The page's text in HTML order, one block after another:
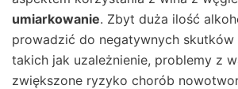
umiarkowanie. Zbyt duża ilość
prowadzić do negatywnych
takich jak uzależnienie, problemy z
zwiększone ryzyko chorób